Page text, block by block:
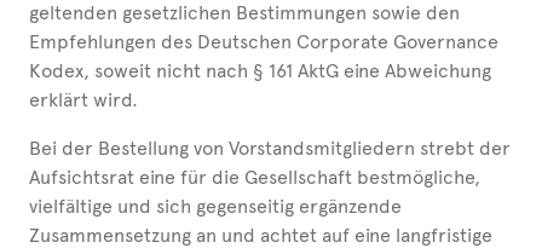
geltenden gesetzlichen Bestimmungen sowie den
Empfehlungen des Deutschen Corporate Governance
Kodex, soweit nicht nach § 161 AktG eine Abweichung
erklärt wird.
Bei der Bestellung von Vorstandsmitgliedern strebt der
Aufsichtsrat eine für die Gesellschaft bestmögliche,
vielfältige und sich gegenseitig ergänzende
Zusammensetzung an und achtet auf eine langfristige